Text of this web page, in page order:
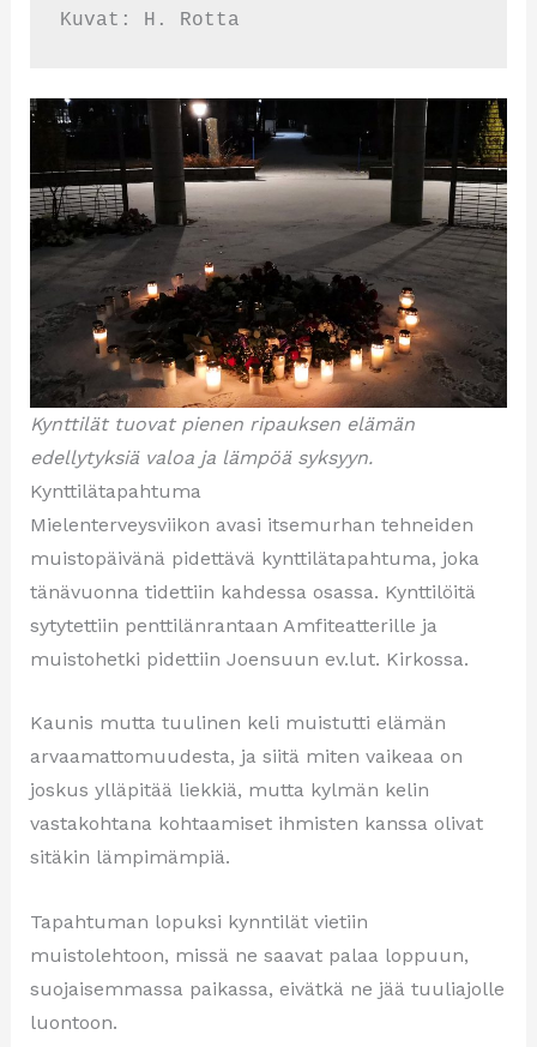
Kuvat: H. Rotta
Kynttilät tuovat pienen ripauksen elämän
edellytyksiä valoa ja lämpöä syksyyn.
Kynttilätapahtuma
Mielenterveysviikon avasi itsemurhan tehneiden
muistopäivänä pidettävä kynttilätapahtuma, joka
tänävuonna tidettiin kahdessa osassa. Kynttilöitä
sytytettiin penttilänrantaan Amfiteatterille ja
muistohetki pidettiin Joensuun ev.lut. Kirkossa.
Kaunis mutta tuulinen keli muistutti elämän
arvaamattomuudesta, ja siitä miten vaikeaa on
joskus ylläpitää liekkiä, mutta kylmän kelin
vastakohtana kohtaamiset ihmisten kanssa olivat
sitäkin lämpimämpiä.
Tapahtuman lopuksi kynntilät vietiin
muistolehtoon, missä ne saavat palaa loppuun,
suojaisemmassa paikassa, eivätkä ne jää tuuliajolle
luontoon.